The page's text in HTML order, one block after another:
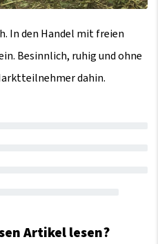
In den Handel mit freien
Besinnlich, ruhig und ohne
dahin.
Artikel lesen?